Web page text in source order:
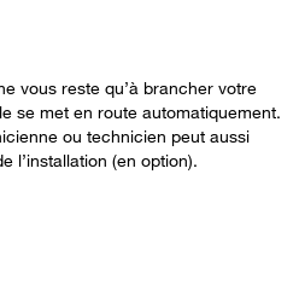
vous reste qu’à brancher votre
se met en route automatiquement.
ou technicien peut aussi
l’installation (en option).